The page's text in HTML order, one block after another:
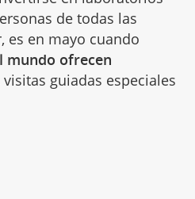
de todas las
es en mayo cuando
mundo ofrecen
visitas guiadas especiales